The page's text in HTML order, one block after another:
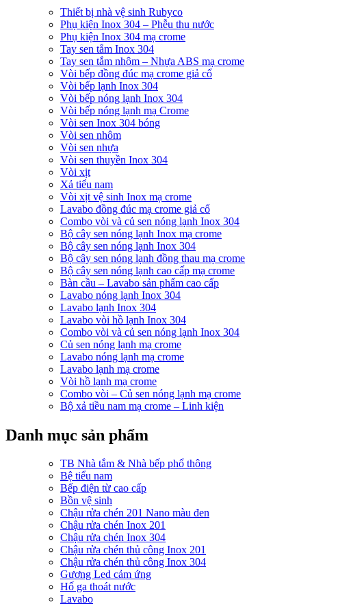
Thiết bị nhà vệ sinh Rubyco
Phụ kiện Inox 304 – Phễu thu nước
Phụ kiện Inox 304 mạ crome
Tay sen tắm Inox 304
Tay sen tắm nhôm – Nhựa ABS mạ crome
Vòi bếp đồng đúc mạ crome giả cổ
Vòi bếp lạnh Inox 304
Vòi bếp nóng lạnh Inox 304
Vòi bếp nóng lạnh mạ Crome
Vòi sen Inox 304 bóng
Vòi sen nhôm
Vòi sen nhựa
Vòi sen thuyền Inox 304
Vòi xịt
Xả tiểu nam
Vòi xịt vệ sinh Inox mạ crome
Lavabo đồng đúc mạ crome giả cổ
Combo vòi và củ sen nóng lạnh Inox 304
Bộ cây sen nóng lạnh Inox mạ crome
Bộ cây sen nóng lạnh Inox 304
Bộ cây sen nóng lạnh đồng thau mạ crome
Bộ cây sen nóng lạnh cao cấp mạ crome
Bàn cầu – Lavabo sản phẩm cao cấp
Lavabo nóng lạnh Inox 304
Lavabo lạnh Inox 304
Lavabo vòi hồ lạnh Inox 304
Combo vòi và củ sen nóng lạnh Inox 304
Củ sen nóng lạnh mạ crome
Lavabo nóng lạnh mạ crome
Lavabo lạnh mạ crome
Vòi hồ lạnh mạ crome
Combo vòi – Củ sen nóng lạnh mạ crome
Bộ xả tiều nam mạ crome – Linh kiện
Danh mục sản phẩm
TB Nhà tắm & Nhà bếp phổ thông
Bệ tiểu nam
Bếp điện từ cao cấp
Bồn vệ sinh
Chậu rửa chén 201 Nano màu đen
Chậu rửa chén Inox 201
Chậu rửa chén Inox 304
Chậu rửa chén thủ công Inox 201
Chậu rửa chén thủ công Inox 304
Gương Led cảm ứng
Hố ga thoát nước
Lavabo